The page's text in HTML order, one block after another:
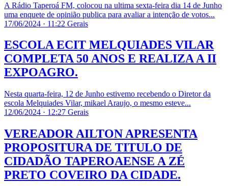
A Rádio Taperoá FM, colocou na ultima sexta-feira dia 14 de Junho
uma enquete de opinião publica para avaliar a intenção de votos...
17/06/2024 · 11:22 Gerais
ESCOLA ECIT MELQUIADES VILAR
COMPLETA 50 ANOS E REALIZA A II
EXPOAGRO.
Nesta quarta-feira, 12 de Junho estivemo recebendo o Diretor da
escola Melquiades Vilar, mikael Araujo, o mesmo esteve...
12/06/2024 · 12:27 Gerais
VEREADOR AILTON APRESENTA
PROPOSITURA DE TITULO DE
CIDADÃO TAPEROAENSE A ZÉ
PRETO COVEIRO DA CIDADE.